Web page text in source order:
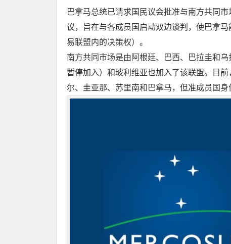
巴拿马总统已请求国民议会批准与南方共同
议，旨在与各成员国启动双边谈判，使巴拿
易联盟内的决策权）。
南方共同市场是由阿根廷、巴西、巴拉圭和
暂停加入）和玻利维亚也加入了该联盟。目
尔、圭亚那、苏里南和巴拿马，但准成员国身